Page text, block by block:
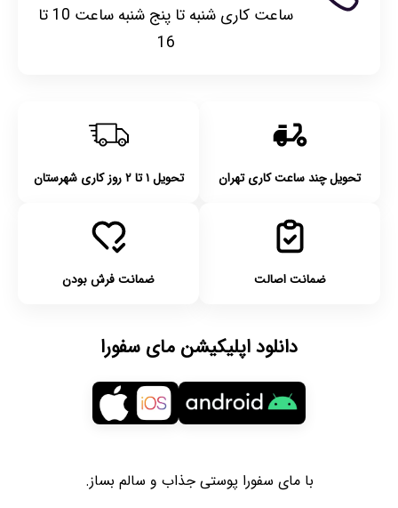
ساعت کاری شنبه تا پنج شنبه ساعت 10 تا
16
تحویل چند ساعت کاری تهران تحویل ۱ تا ۲ روز کاری شهرستان
ضمانت اصالت ضمانت فرش بودن
دانلود اپلیکیشن مای سفورا
با مای سفورا پوستی جذاب و سالم بساز.